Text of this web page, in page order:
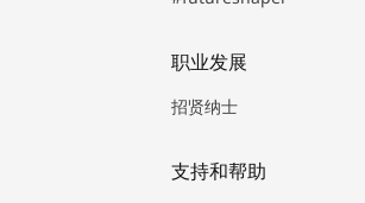
职业发展
招贤纳士
支持和帮助